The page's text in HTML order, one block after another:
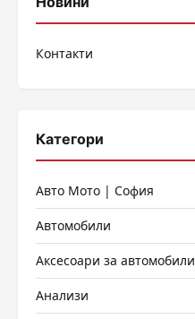
Контакти
Категори
Авто Мото | София
Автомобили
Аксесоари за автомобили
Анализи